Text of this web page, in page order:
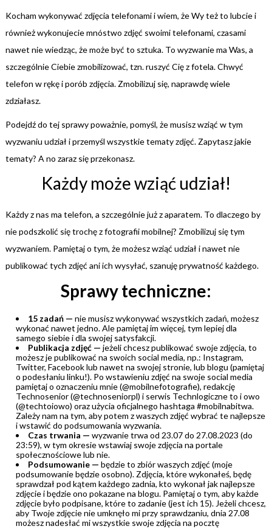
Kocham wykonywać zdjęcia telefonami i wiem, że Wy też to lubcie i
również wykonujecie mnóstwo zdjęć swoimi telefonami, czasami
nawet nie wiedząc, że może być to sztuka. To wyzwanie ma Was, a
szczególnie Ciebie zmobilizować, tzn. ruszyć Cię z fotela. Chwyć
telefon w rękę i porób zdjęcia. Zmobilizuj się, naprawdę wiele
zdziałasz.
Podejdź do tej sprawy poważnie, pomyśl, że musisz wziąć w tym
wyzwaniu udział i przemyśl wszystkie tematy zdjęć. Zapytasz jakie
tematy? A no zaraz się przekonasz.
Każdy może wziąć udział!
Każdy z nas ma telefon, a szczególnie już z aparatem. To dlaczego by
nie podszkolić się trochę z fotografii mobilnej? Zmobilizuj się tym
wyzwaniem. Pamiętaj o tym, że możesz wziąć udział i nawet nie
publikować tych zdjęć ani ich wysyłać, szanuję prywatność każdego.
Sprawy techniczne:
15 zadań —nie musisz wykonywać wszystkich zadań, możesz
wykonać nawet jedno. Ale pamiętaj im więcej, tym lepiej dla
samego siebie i dla swojej satysfakcji.
Publikacja zdjęć —jeżeli chcesz publikować swoje zdjęcia, to
możesz je publikować na swoich social media, np.: Instagram,
Twitter, Facebook lub nawet na swojej stronie, lub blogu (pamiętaj
o podesłaniu linku!). Po wstawieniu zdjęć na swoje social media
pamiętaj o oznaczeniu mnie (@mobilnefotografie), redakcję
Technosenior (@technoseniorpl) i serwis Technlogiczne to i owo
(@techtoiowo) oraz użycia oficjalnego hashtaga #mobilnabitwa.
Zależy nam na tym, aby potem z waszych zdjęć wybrać te najlepsze
i wstawić do podsumowania wyzwania.
Czas trwania —wyzwanie trwa od 23.07 do 27.08.2023 (do
23:59), w tym okresie wstawiaj swoje zdjęcia na portale
społecznościowe lub nie.
Podsumowanie —będzie to zbiór waszych zdjęć (moje
podsumowanie będzie osobno). Zdjęcia, które wykonałeś, będę
sprawdzał pod kątem każdego zadnia, kto wykonał jak najlepsze
zdjęcie i będzie ono pokazane na blogu. Pamiętaj o tym, aby każde
zdjęcie było podpisane, które to zadanie (jest ich 15). Jeżeli chcesz,
aby Twoje zdjęcie nie umknęło mi przy sprawdzaniu, dnia 27.08
możesz nadesłać mi wszystkie swoje zdjęcia na pocztę